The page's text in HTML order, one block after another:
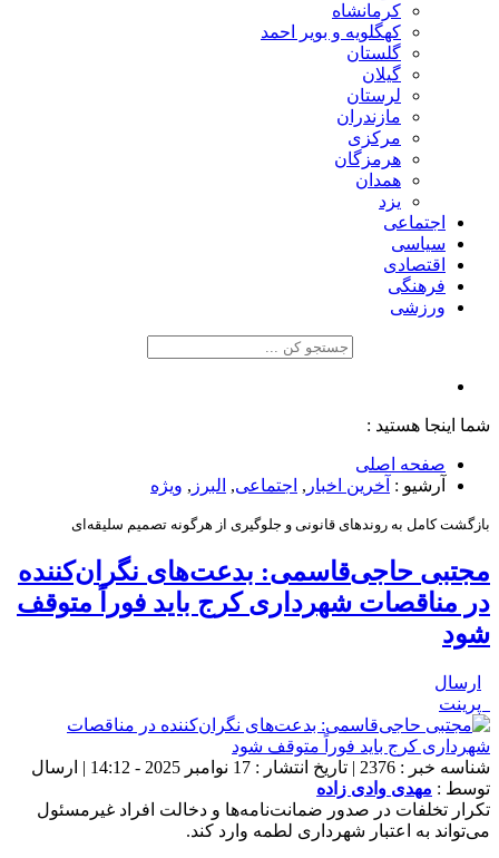
کرمانشاه
کهگلویه و بویر احمد
گلستان
گیلان
لرستان
مازندران
مرکزی
هرمزگان
همدان
یزد
اجتماعی
سیاسی
اقتصادی
فرهنگی
ورزشی
شما اینجا هستید :
صفحه اصلی
آرشیو : آخرین اخبار , اجتماعی, البرز , ویژه
بازگشت کامل به روندهای قانونی و جلوگیری از هرگونه تصمیم سلیقه‌ای
مجتبی حاجی‌قاسمی: بدعت‌های نگران‌کننده
در مناقصات شهرداری کرج باید فوراً متوقف
شود
ارسال
پرینت
شناسه خبر : 2376 | تاریخ انتشار : 17 نوامبر 2025 - 14:12 | ارسال
توسط : مهدی وادی زاده
تکرار تخلفات در صدور ضمانت‌نامه‌ها و دخالت افراد غیرمسئول
می‌تواند به اعتبار شهرداری لطمه وارد کند.